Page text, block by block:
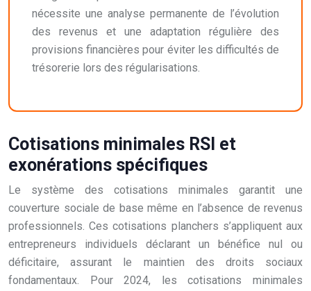
nécessite une analyse permanente de l’évolution
des revenus et une adaptation régulière des
provisions financières pour éviter les difficultés de
trésorerie lors des régularisations.
Cotisations minimales RSI et
exonérations spécifiques
Le système des cotisations minimales garantit une
couverture sociale de base même en l’absence de revenus
professionnels. Ces cotisations planchers s’appliquent aux
entrepreneurs individuels déclarant un bénéfice nul ou
déficitaire, assurant le maintien des droits sociaux
fondamentaux. Pour 2024, les cotisations minimales